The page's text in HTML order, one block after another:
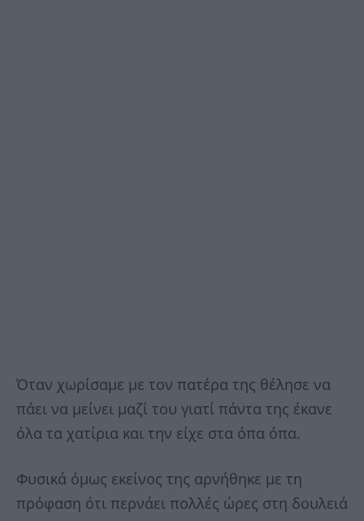
Όταν χωρίσαμε με τον πατέρα της θέλησε να
πάει να μείνει μαζί του γιατί πάντα της έκανε
όλα τα χατίρια και την είχε στα όπα όπα.
Φυσικά όμως εκείνος της αρνήθηκε με τη
πρόφαση ότι περνάει πολλές ώρες στη δουλειά